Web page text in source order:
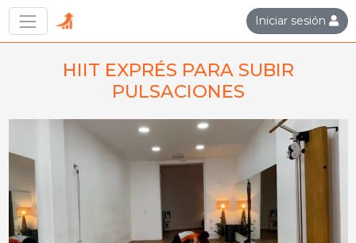
Iniciar sesión
HIIT EXPRÉS PARA SUBIR
PULSACIONES